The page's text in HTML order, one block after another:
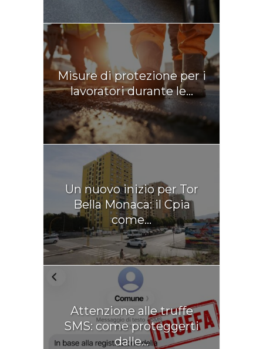
Misure di protezione per i
lavoratori durante le...
Un nuovo inizio per Tor
Bella Monaca: il Cpia
come...
Attenzione alle truffe
SMS: come proteggerti
dalle...